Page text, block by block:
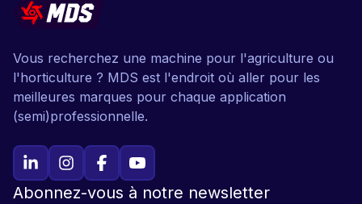
Vous recherchez une machine pour l'agriculture ou
l'horticulture ? MDS est l'endroit où aller pour les
meilleures marques pour chaque application
(semi)professionnelle.
Abonnez-vous à notre newsletter